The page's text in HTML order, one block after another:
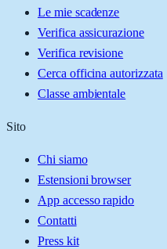
Le mie scadenze
Verifica assicurazione
Verifica revisione
Cerca officina autorizzata
Classe ambientale
Sito
Chi siamo
Estensioni browser
App accesso rapido
Contatti
Press kit